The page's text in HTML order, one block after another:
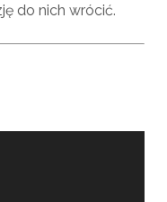
do nich wrócić.